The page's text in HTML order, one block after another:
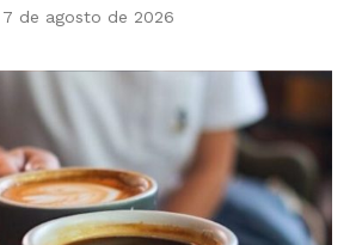
7 de agosto de 2026